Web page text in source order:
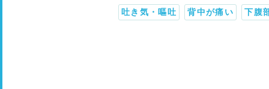
吐き気・嘔吐 背中が痛い 下腹